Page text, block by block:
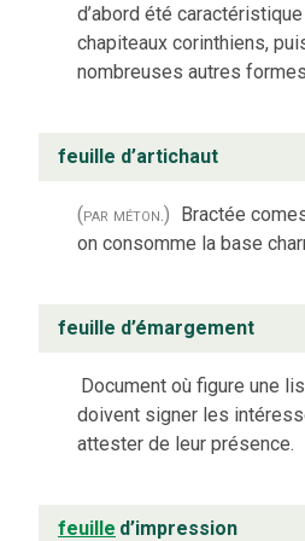
d’abord été
chapiteaux corinthiens,
nombreuses autres formes
feuille d’artichaut
(par méton.) Bractée
on consomme la base
feuille d’émargement
Document où figure une
doivent signer les
attester de leur présence.
feuille d’impression